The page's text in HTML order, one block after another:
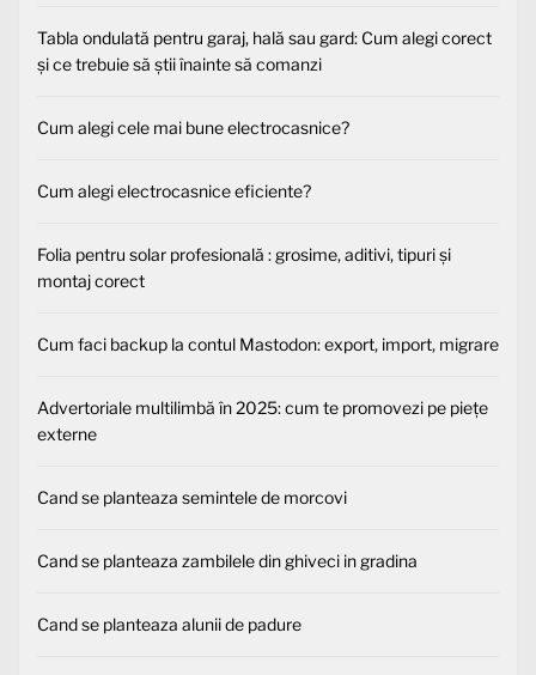
Tabla ondulată pentru garaj, hală sau gard: Cum alegi corect
și ce trebuie să știi înainte să comanzi
Cum alegi cele mai bune electrocasnice?
Cum alegi electrocasnice eficiente?
Folia pentru solar profesională : grosime, aditivi, tipuri și
montaj corect
Cum faci backup la contul Mastodon: export, import, migrare
Advertoriale multilimbă în 2025: cum te promovezi pe piețe
externe
Cand se planteaza semintele de morcovi
Cand se planteaza zambilele din ghiveci in gradina
Cand se planteaza alunii de padure